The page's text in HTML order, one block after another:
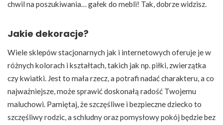
chwil na poszukiwania… gałek do mebli! Tak, dobrze widzisz.
Jakie dekoracje?
Wiele sklepów stacjonarnych jak i internetowych oferuje je w
różnych kolorach i kształtach, takich jak np. piłki, zwierzątka
czy kwiatki. Jest to mała rzecz, a potrafi nadać charakteru, a co
najważniejsze, może sprawić doskonałą radość Twojemu
maluchowi. Pamiętaj, że szczęśliwe i bezpieczne dziecko to
szczęśliwy rodzic, a schludny oraz pomysłowy pokój będzie bez